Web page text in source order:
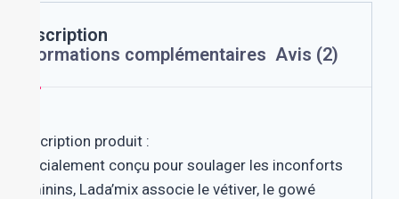
Description
Informations complémentaires Avis (2)
Description produit :
Spécialement conçu pour soulager les inconforts
féminins, Lada’mix associe le vétiver, le gowé